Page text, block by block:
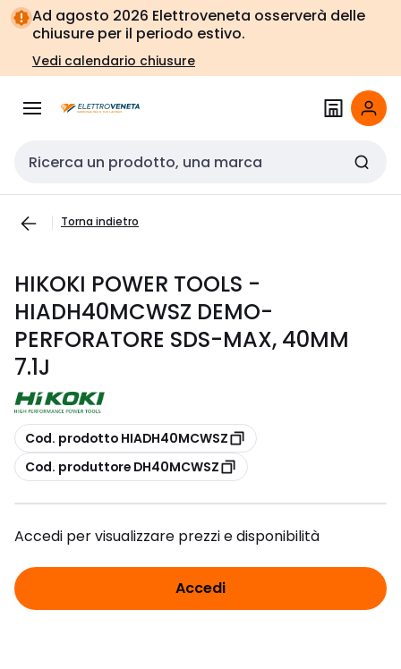
Vai alla
navigazione
Vai
alla
pagina
Ad agosto 2026 Elettroveneta osserverà delle
chiusure per il periodo estivo.
Vedi calendario chiusure
Cerca input
Torna indietro
HIKOKI POWER TOOLS -
HIADH40MCWSZ DEMO-
PERFORATORE SDS-MAX, 40MM
7.1J
copia
Cod. prodotto HIADH40MCWSZ
copia
Cod. produttore DH40MCWSZ
Accedi per visualizzare prezzi e disponibilità
Accedi